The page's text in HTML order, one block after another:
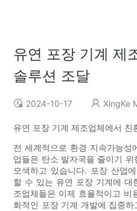
유연 포장 기계 제
솔루션 조달
2024-10-17 XingKe
유연 포장 기계 제조업체에서 친
전 세계적으로 환경 지속가능성
업들은 탄소 발자국을 줄이기
모색하고 있습니다. 포장 산업
할 수 있는 유연 포장 기계에 대
조업체들은 이제 효율적이고 비
화적인 포장 기계 개발에 집중